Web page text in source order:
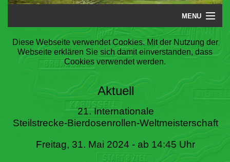
MENU
Startseite
Steilstrecke
Literatur
Termine
Diese Webseite verwendet Cookies. Mit der Nutzung der
Webseite erklären Sie sich damit einverstanden, dass
Cookies verwendet werden.
Aktuell
21. Internationale
Steilstrecke-Bierdosenrollen-Weltmeisterschaft
Freitag, 31. Mai 2024 - ab 14:45 Uhr